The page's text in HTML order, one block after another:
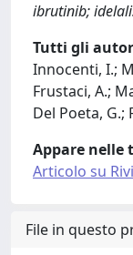
ibrutinib;
Tutti gli
Innocenti, I.;
Frustaci, A.;
Del Poeta, G.;
Appare nelle
Articolo su
File in questo